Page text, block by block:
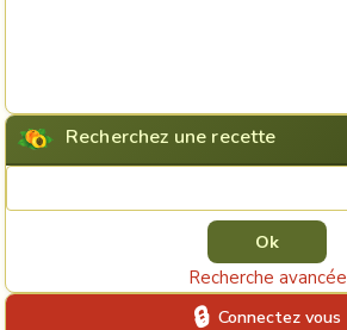
Recherchez une recette
Recherche avancée
Connectez vous